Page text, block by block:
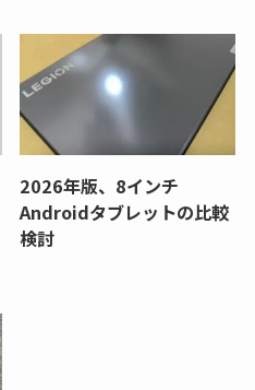
2026年版、8インチ
Androidタブレットの比較
検討